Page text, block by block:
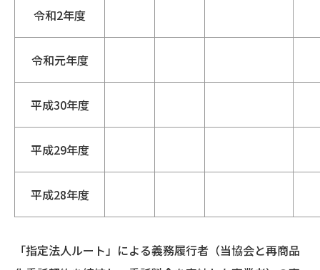
令和2年度
令和元年度
平成30年度
平成29年度
平成28年度
「指定法人ルート」による義務履行者（当協会と再商品